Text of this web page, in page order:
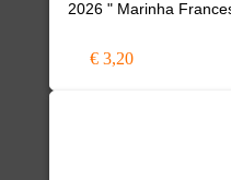
2026 " Marinha
€ 3,20